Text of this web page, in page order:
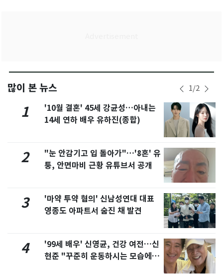
많이 본 뉴스 1/2
1
'10월 결혼' 45세 강균성…아내는
14세 연하 배우 유하진(종합)
2
"눈 안감기고 입 돌아가"…'8혼' 유
퉁, 안면마비 근황 유튜브서 공개
3
'마약 투약 혐의' 신남성연대 대표
영종도 아파트서 숨진 채 발견
4
'99세 배우' 신영균, 건강 여전…신
현준 "꾸준히 운동하시는 모습에 큰